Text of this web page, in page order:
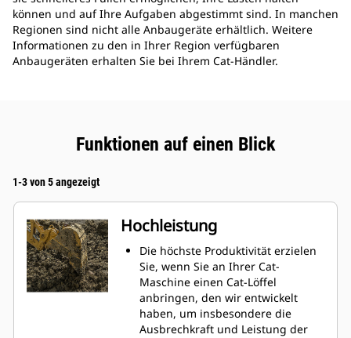
können und auf Ihre Aufgaben abgestimmt sind. In manchen
Regionen sind nicht alle Anbaugeräte erhältlich. Weitere
Informationen zu den in Ihrer Region verfügbaren
Anbaugeräten erhalten Sie bei Ihrem Cat-Händler.
Funktionen auf einen Blick
1-3 von 5 angezeigt
Hochleistung
Die höchste Produktivität erzielen
Sie, wenn Sie an Ihrer Cat-
Maschine einen Cat-Löffel
anbringen, den wir entwickelt
haben, um insbesondere die
Ausbrechkraft und Leistung der